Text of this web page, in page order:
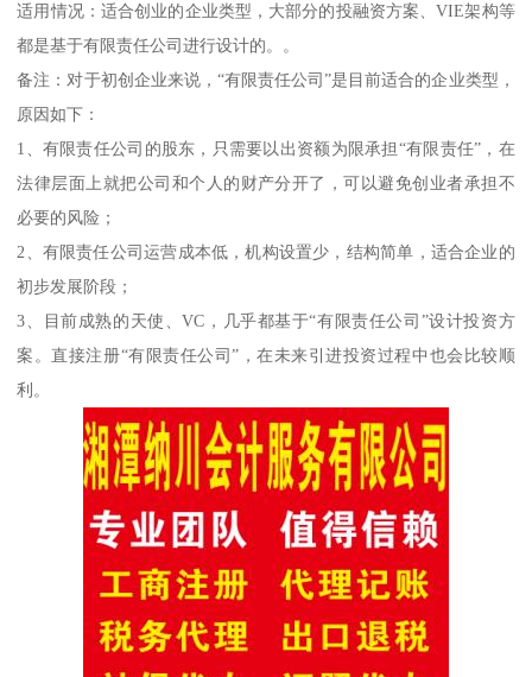
适用情况：适合创业的企业类型，大部分的投融资方案、VIE架构等
都是基于有限责任公司进行设计的。。
备注：对于初创企业来说，“有限责任公司”是目前适合的企业类型，
原因如下：
1、有限责任公司的股东，只需要以出资额为限承担“有限责任”，在
法律层面上就把公司和个人的财产分开了，可以避免创业者承担不
必要的风险；
2、有限责任公司运营成本低，机构设置少，结构简单，适合企业的
初步发展阶段；
3、目前成熟的天使、VC，几乎都基于“有限责任公司”设计投资方
案。直接注册“有限责任公司”，在未来引进投资过程中也会比较顺
利。